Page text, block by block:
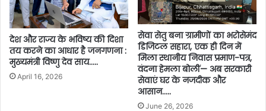
देश और राज्य के भविष्य की दिशा
तय करने का आधार है जनगणना :
मुख्यमंत्री विष्णु देव साय…..
April 16, 2026
सेवा सेतु बना ग्रामीणों का भरोसेमंद
डिजिटल सहारा, एक ही दिन में
मिला स्थानीय निवास प्रमाण-पत्र,
वंदना हेमला बोलीं— अब सरकारी
सेवाएं घर के नजदीक और
आसान…..
June 26, 2026